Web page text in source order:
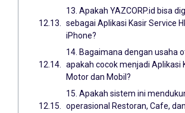
13. Apakah YAZCORP.id bisa
sebagai Aplikasi Kasir Service
iPhone?
14. Bagaimana dengan usaha
apakah cocok menjadi Aplikasi
Motor dan Mobil?
15. Apakah sistem ini
operasional Restoran, Cafe,